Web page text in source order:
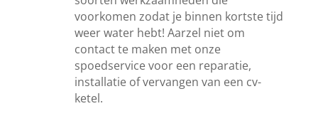
voorkomen zodat je binnen kortste tijd
weer water hebt! Aarzel niet om
contact te maken met onze
spoedservice voor een reparatie,
installatie of vervangen van een cv-
ketel.